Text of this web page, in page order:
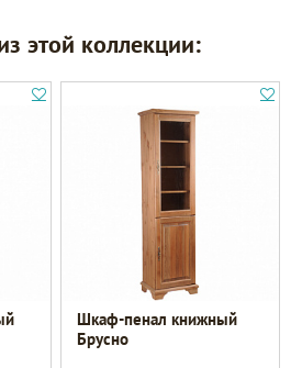
этой коллекции:
Шкаф-пенал книжный
Брусно